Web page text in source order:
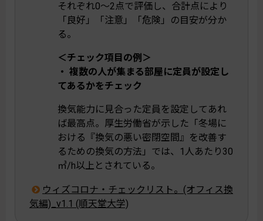
それぞれ0～2点で評価し、合計点により
「良好」「注意」「危険」の目安が分か
る。
＜チェック項目の例＞
・ 複数の人が集まる部屋に定員が設定し
てあるかをチェック
換気能力に見合った定員を設定してあれ
ば最高点。厚生労働省が示した「冬場に
おける『換気の悪い密閉空間』を改善す
るための換気の方法」では、1人あたり30
㎥/h以上とされている。
ウィズコロナ・チェックリスト。(オフィス換
気編)_v1.1 (順天堂大学)